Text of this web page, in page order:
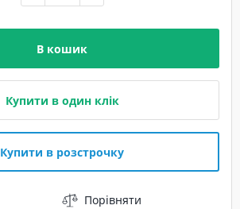
В кошик
Купити в один клік
Купити в розстрочку
Порівняти